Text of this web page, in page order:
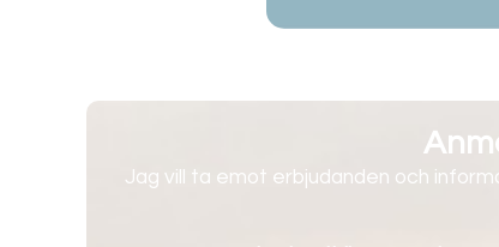
Jag vill ta emot erbjudanden och